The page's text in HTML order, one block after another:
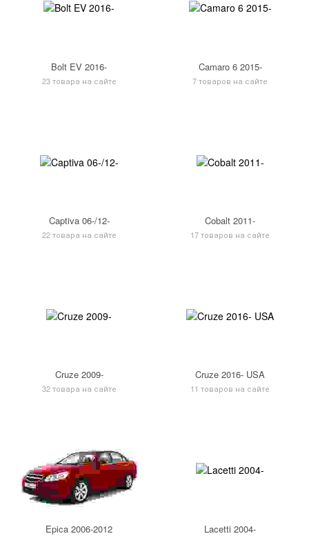
Bolt EV 2016-
23 товара на сайте
Camaro 6 2015-
7 товаров на сайте
Captiva 06-/12-
22 товара на сайте
Cobalt 2011-
17 товаров на сайте
Cruze 2009-
32 товара на сайте
Cruze 2016- USA
11 товаров на сайте
Epica 2006-2012 Lacetti 2004-